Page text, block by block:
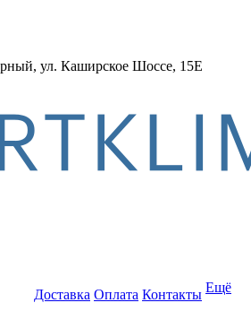
ул. Каширское Шоссе, 15Е
Доставка Оплата Контакты Ещё